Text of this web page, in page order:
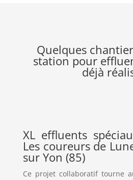
Quelques
station pour
déjà
XL effluents
Les coureurs de
sur Yon (85)
Ce projet collaboratif tourne